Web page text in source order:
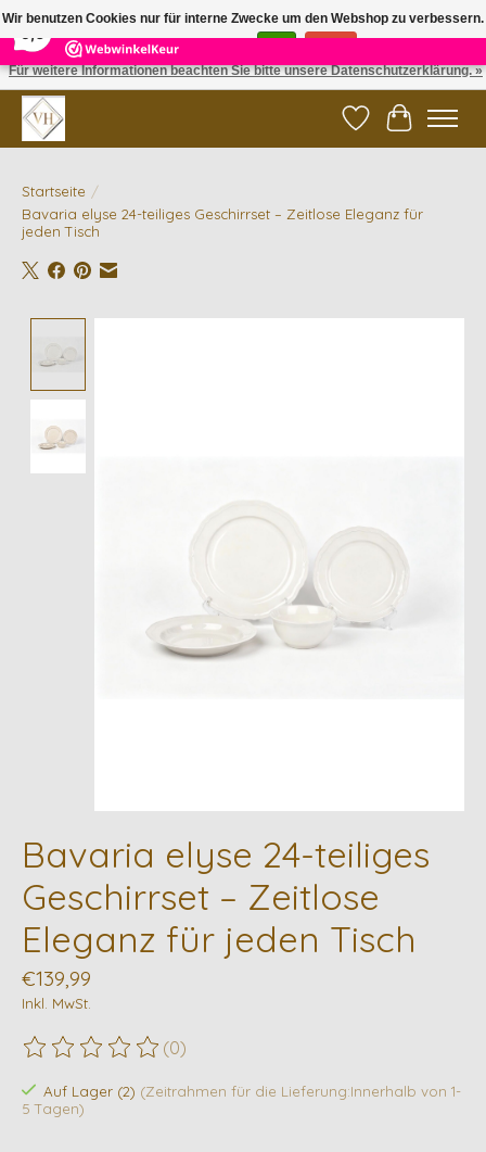
5 Reviews ×
✓ Gratis verzending vanaf €200 | ✓ 14 dagen retourneren
Wunschzettel
Ihr
Startseite /
Bavaria elyse 24-teiliges Geschirrset – Zeitlose Eleganz für
jeden Tisch
Bavaria elyse 24-teiliges
Geschirrset – Zeitlose
Eleganz für jeden Tisch
€139,99
Inkl. MwSt.
Die Bewertung dieses Produkts ist
(0)
Auf Lager (2) (Zeitrahmen für die Lieferung:Innerhalb von 1-
5 Tagen)
Wir benutzen Cookies nur für interne Zwecke um den Webshop zu verbessern.
Ist das in Ordnung?
Für weitere Informationen beachten Sie bitte unsere Datenschutzerklärung. »